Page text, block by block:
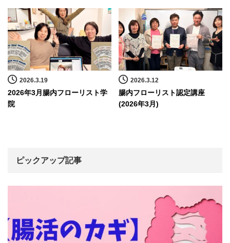
2026.3.19
2026年3月腸内フローリスト学
院
2026.3.12
腸内フローリスト認定講座
(2026年3月)
ピックアップ記事